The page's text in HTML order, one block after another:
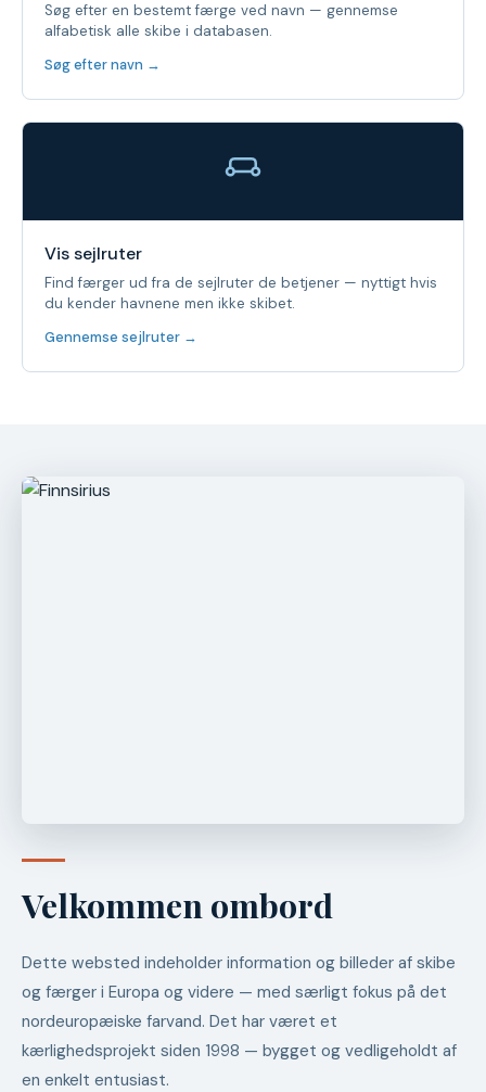
Søg efter en bestemt færge ved navn — gennemse
alfabetisk alle skibe i databasen.
Søg efter navn →
Vis sejlruter
Find færger ud fra de sejlruter de betjener — nyttigt hvis
du kender havnene men ikke skibet.
Gennemse sejlruter →
Velkommen ombord
Dette websted indeholder information og billeder af skibe
og færger i Europa og videre — med særligt fokus på det
nordeuropæiske farvand. Det har været et
kærlighedsprojekt siden 1998 — bygget og vedligeholdt af
en enkelt entusiast.